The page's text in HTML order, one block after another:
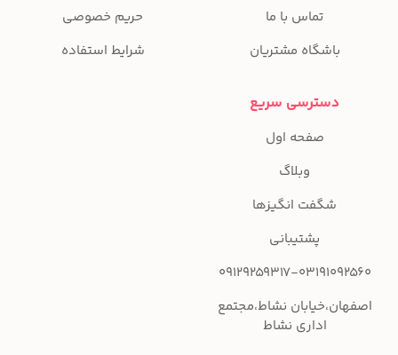
تماس با ما
باشگاه مشتریان
حریم خصوصی
شرایط استفاده
دسترسی سریع
صفحه اول
وبلاگ
شگفت انگیزها
پشتیبانی
09129259317-03191092560
اصفهان،خیابان نشاط،مجتمع
اداری نشاط